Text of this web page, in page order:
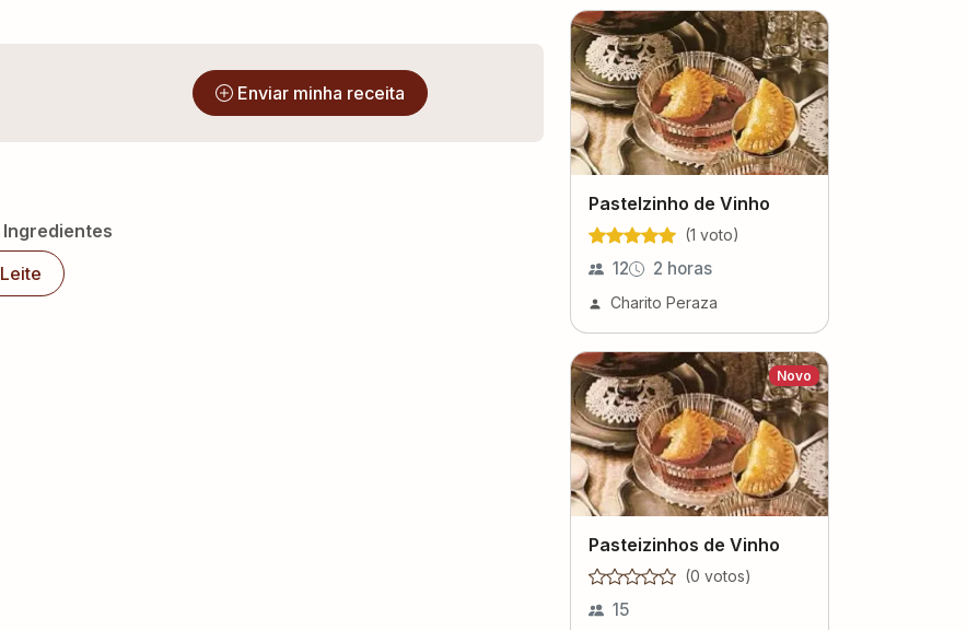
Enviar minha receita
Ingredientes
Leite
Pastelzinho de Vinho
(1 voto)
12 2 horas
Charito Peraza
Novo
Pasteizinhos de Vinho
(0 votos)
15